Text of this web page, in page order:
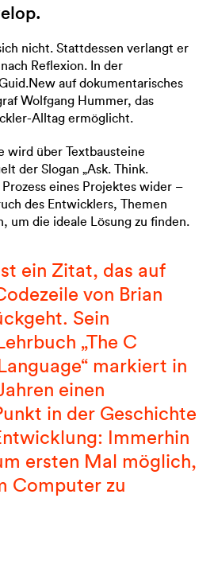
nicht. Stattdessen verlangt er
Reflexion. In der
auf dokumentarisches
Wolfgang Hummer, das
Alltag ermöglicht.
wird über Textbausteine
der Slogan „Ask. Think.
eines Projektes wider –
des Entwicklers, Themen
um die ideale Lösung zu finden.
ein Zitat, das auf
von Brian
Sein
„The C
markiert in
einen
in der Geschichte
Immerhin
ersten Mal möglich,
Computer zu